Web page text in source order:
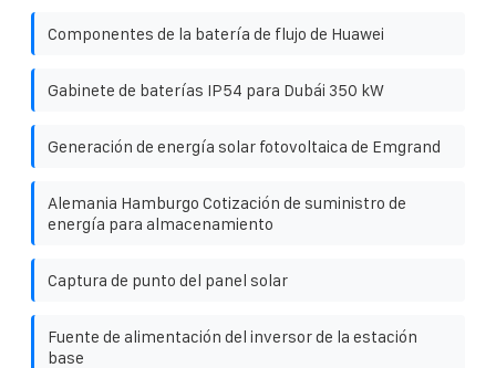
Componentes de la batería de flujo de Huawei
Gabinete de baterías IP54 para Dubái 350 kW
Generación de energía solar fotovoltaica de Emgrand
Alemania Hamburgo Cotización de suministro de
energía para almacenamiento
Captura de punto del panel solar
Fuente de alimentación del inversor de la estación
base